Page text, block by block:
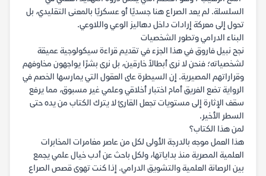
السلسلة. لم يعد الصراع هنا جسديًا أو عسكريًا بالمعنى التقليدي، بل
تحول إلى معركة إرادات داخل دهاليز الوعي واللاوعي.
البناء الدرامي وتطور الشخصيات
نجح نبيل فاروق في هذا الجزء في تقديم قراءة سيكولوجية عميقة
لشخصياته؛ فنحن لا نرى أبطالاً خارقين، بل نرى بشرًا يواجهون مخاوفهم
وقراراتهم المصيرية. إن السيطرة على العقول التي يمارسها الخصم في
الرواية تضع الفريق أمام اختبار أخلاقي وعلمي غير مسبوق، مما يرفع
سقف الإثارة إلى مستويات تجعل القارئ لا يترك الكتاب من يده حتى
السطر الأخير.
لمن هذا الكتاب؟
هذا العمل موجه بالدرجة الأولى لكل من عاصر مغامرات المخابرات
العلمية المصرية منذ بداياتها، ولكل باحث عن أدب خيال علمي يجمع
بين الرصانة العلمية والتشويق الدرامي. إذا كنت تهوى قصص الصراع